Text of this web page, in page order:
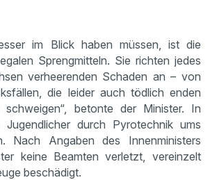
im Blick haben müssen, ist die
Sprengmitteln. Sie richten jedes
verheerenden Schaden an – von
die leider auch tödlich enden
betonte der Minister. In
durch Pyrotechnik ums
Nach Angaben des Innenministers
keine Beamten verletzt, vereinzelt
beschädigt.